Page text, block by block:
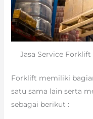
Jasa Service
Forklift memiliki
satu sama lain serta
sebagai berikut :